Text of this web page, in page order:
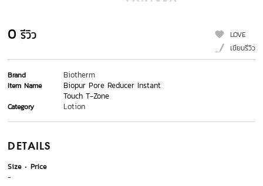
0 รีวิว
LOVE
เขียนรีวิว
Brand Biotherm
Item Name
Biopur Pore Reducer Instant
Touch T-Zone
Category Lotion
DETAILS
Size
Price
-